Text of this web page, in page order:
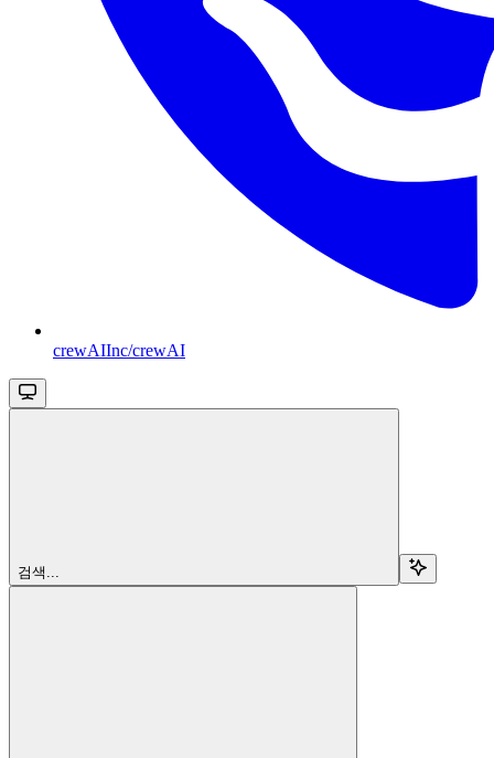
crewAIInc/crewAI
검색...